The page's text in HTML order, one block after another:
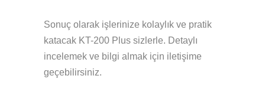
Sonuç olarak işlerinize kolaylık ve pratik
katacak KT-200 Plus sizlerle. Detaylı
incelemek ve bilgi almak için iletişime
geçebilirsiniz.